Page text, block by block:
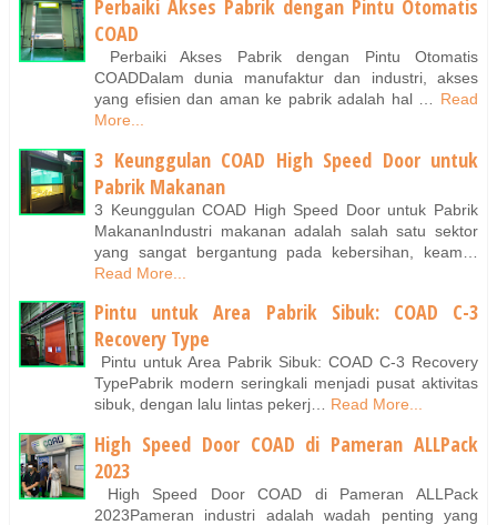
Perbaiki Akses Pabrik dengan Pintu Otomatis
COAD
Perbaiki Akses Pabrik dengan Pintu Otomatis
COADDalam dunia manufaktur dan industri, akses
yang efisien dan aman ke pabrik adalah hal …
Read
More...
3 Keunggulan COAD High Speed Door untuk
Pabrik Makanan
3 Keunggulan COAD High Speed Door untuk Pabrik
MakananIndustri makanan adalah salah satu sektor
yang sangat bergantung pada kebersihan, keam…
Read More...
Pintu untuk Area Pabrik Sibuk: COAD C-3
Recovery Type
Pintu untuk Area Pabrik Sibuk: COAD C-3 Recovery
TypePabrik modern seringkali menjadi pusat aktivitas
sibuk, dengan lalu lintas pekerj…
Read More...
High Speed Door COAD di Pameran ALLPack
2023
High Speed Door COAD di Pameran ALLPack
2023Pameran industri adalah wadah penting yang